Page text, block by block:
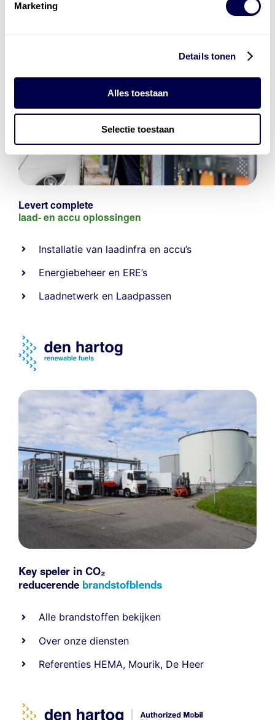
Marketing
Details tonen
Alles toestaan
Selectie toestaan
Levert complete
laad- en accu oplossingen
Installatie van laadinfra en accu’s
Energiebeheer en ERE’s
Laadnetwerk en Laadpassen
Key speler in CO₂
reducerende brandstofblends
Alle brandstoffen bekijken
Over onze diensten
Referenties HEMA, Mourik, De Heer